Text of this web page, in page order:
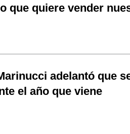
que quiere vender
adelantó que
el año que viene